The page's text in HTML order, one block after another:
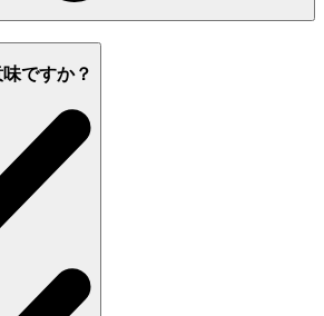
ですか？